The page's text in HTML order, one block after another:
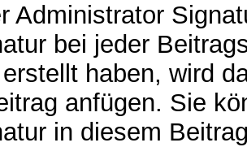
Administrator
bei jeder
haben, wird
anfügen. Sie
in diesem